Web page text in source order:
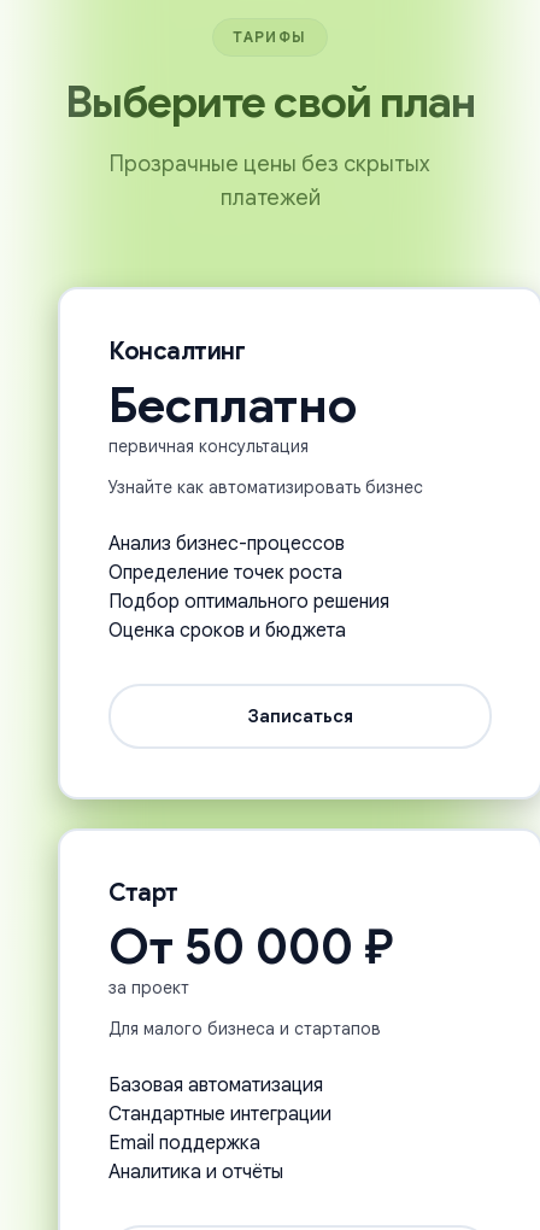
ТАРИФЫ
Выберите свой план
Прозрачные цены без скрытых
платежей
Консалтинг
Бесплатно
первичная консультация
Узнайте как автоматизировать бизнес
Анализ бизнес-процессов
Определение точек роста
Подбор оптимального решения
Оценка сроков и бюджета
Записаться
Старт
От 50 000 ₽
за проект
Для малого бизнеса и стартапов
Базовая автоматизация
Стандартные интеграции
Email поддержка
Аналитика и отчёты